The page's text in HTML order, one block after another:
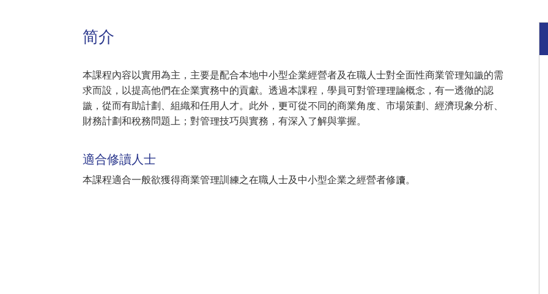
简介
本課程內容以實用為主，主要是配合本地中小型企業經營者及在職人士對全面性商業管理知識的需
求而設，以提高他們在企業實務中的貢獻。透過本課程，學員可對管理理論概念，有一透徹的認
識，從而有助計劃、組織和任用人才。此外，更可從不同的商業角度、市場策劃、經濟現象分析、
財務計劃和稅務問題上；對管理技巧與實務，有深入了解與掌握。
適合修讀人士
本課程適合一般欲獲得商業管理訓練之在職人士及中小型企業之經營者修讀。